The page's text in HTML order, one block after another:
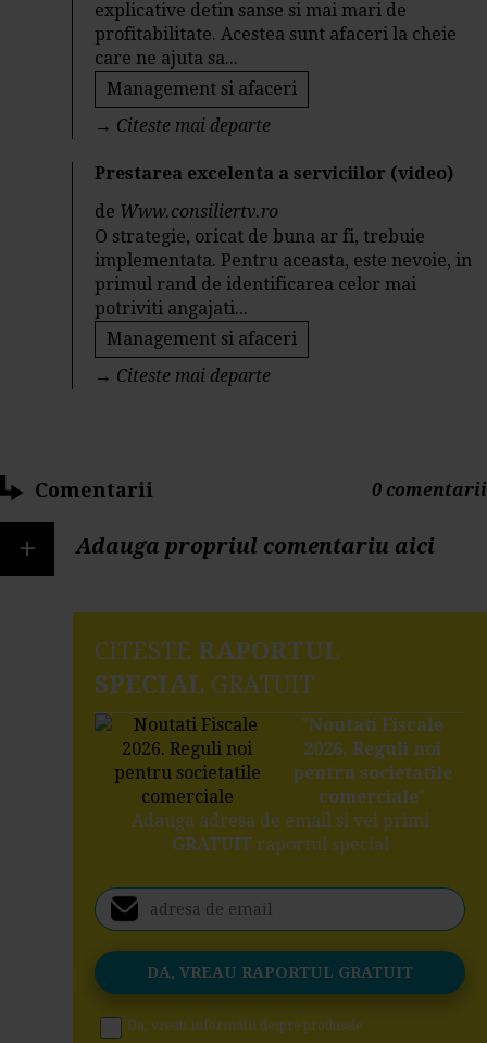
explicative detin sanse si mai mari de
profitabilitate. Acestea sunt afaceri la cheie
care ne ajuta sa...
Management si afaceri
→ Citeste mai departe
Prestarea excelenta a serviciilor (video)
de Www.consiliertv.ro
O strategie, oricat de buna ar fi, trebuie
implementata. Pentru aceasta, este nevoie, in
primul rand de identificarea celor mai
potriviti angajati...
Management si afaceri
→ Citeste mai departe
Comentarii 0 comentarii
+ Adauga propriul comentariu aici
CITESTE RAPORTUL
SPECIAL GRATUIT
"Noutati Fiscale
2026. Reguli noi
pentru societatile
comerciale"
Adauga adresa de email si vei primi
GRATUITraportul special
Da, vreau informatii despre produsele